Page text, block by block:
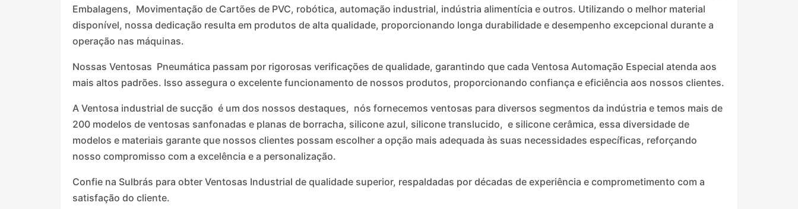
Embalagens, Movimentação de Cartões de PVC, robótica, automação industrial, indústria alimentícia e outros. Utilizando o melhor material
disponível, nossa dedicação resulta em produtos de alta qualidade, proporcionando longa durabilidade e desempenho excepcional durante a
operação nas máquinas.
Nossas Ventosas Pneumática passam por rigorosas verificações de qualidade, garantindo que cada Ventosa Automação Especial atenda aos
mais altos padrões. Isso assegura o excelente funcionamento de nossos produtos, proporcionando confiança e eficiência aos nossos clientes.
A Ventosa industrial de sucção é um dos nossos destaques, nós fornecemos ventosas para diversos segmentos da indústria e temos mais de
200 modelos de ventosas sanfonadas e planas de borracha, silicone azul, silicone translucido, e silicone cerâmica, essa diversidade de
modelos e materiais garante que nossos clientes possam escolher a opção mais adequada às suas necessidades específicas, reforçando
nosso compromisso com a excelência e a personalização.
Confie na Sulbrás para obter Ventosas Industrial de qualidade superior, respaldadas por décadas de experiência e comprometimento com a
satisfação do cliente.